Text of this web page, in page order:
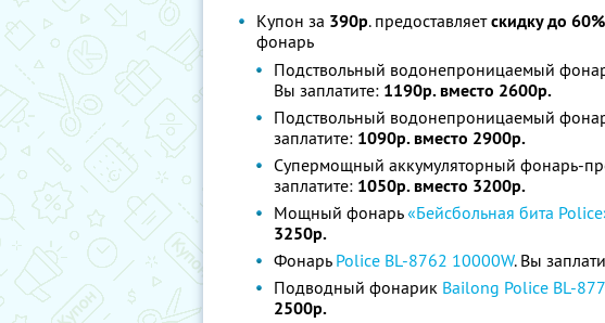
Купон за 390р. предоставляетскидку до 60%
фонарь
Подствольный водонепроницаемый
Вы заплатите: 1190р. вместо 2600р.
Подствольный водонепроницаемый
заплатите: 1090р. вместо 2900р.
Супермощный аккумуляторный фонарь-
заплатите: 1050р. вместо 3200р.
Мощный фонарь«Бейсбольная бита
3250р.
Фонарь Police BL-8762 10000W. Вы
Подводный фонарик Bailong Police BL-
2500р.